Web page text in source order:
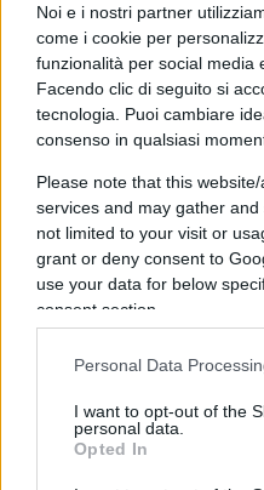
Noi e i nostri partner
come i cookie per
funzionalità per social media
Facendo clic di seguito si
tecnologia. Puoi cambiare
consenso in qualsiasi
Please note that this
services and may gather
not limited to your visit or
grant or deny consent to
use your data for below
consent section.
Personal Data
I want to opt-out of the
personal data.
Opted In
il centrodestra che
Nato? Chi davvero con
con la Cina e quali
in seguito alla guerra
era detto contrario
e Finlandia e all’invio
Berlusconi sono su
poi, la politica
E sulle alleanze? Forza
In Francia, i tre
Macron, Le Pen e